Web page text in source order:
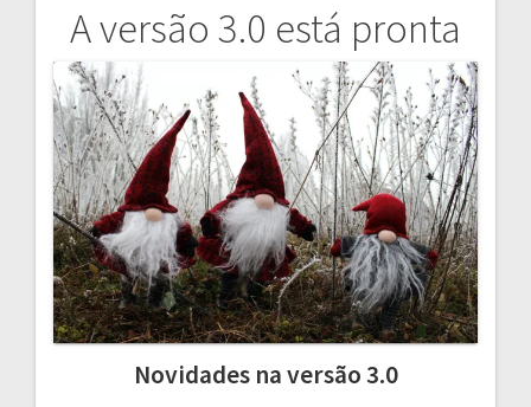
A versão 3.0 está pronta
Novidades na versão 3.0
Navegação
de
artigos